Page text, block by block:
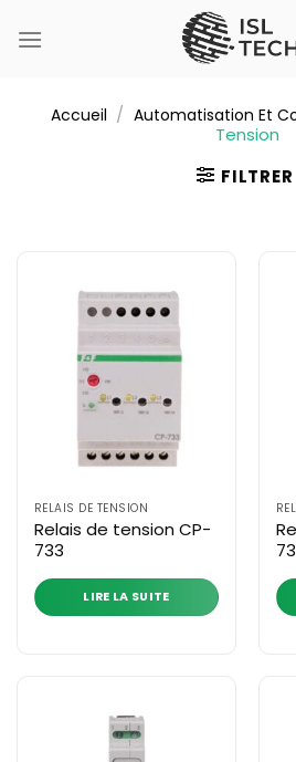
au
Accueil / Automatisation Et
Tension
FILTRER
RELAIS DE TENSION
Relais de tension CP-
733
LIRE LA SUITE